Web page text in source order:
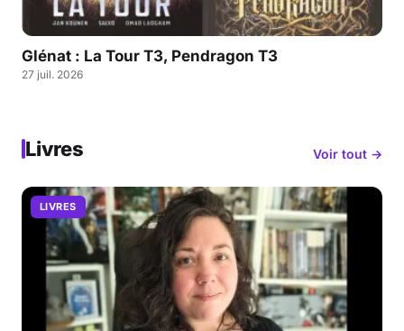
Glénat : La Tour T3, Pendragon T3
27 juil. 2026
Livres Voir tout →
LIVRES